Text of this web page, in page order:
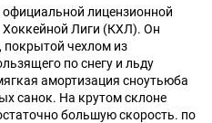
лицензионной
Хоккейной Лиги (КХЛ). Он
покрытой чехлом из
по снегу и льду
амортизация сноутьюба
санок. На крутом склоне
большую скорость. по